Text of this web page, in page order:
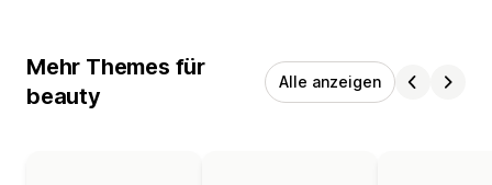
Mehr Themes für
beauty
Alle anzeigen